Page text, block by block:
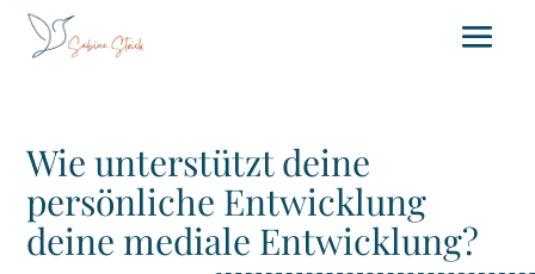
Wie unterstützt deine
persönliche Entwicklung
deine mediale Entwicklung?